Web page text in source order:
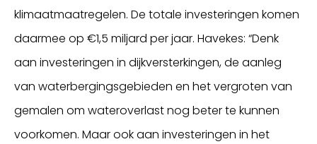
klimaatmaatregelen. De totale investeringen komen
daarmee op €1,5 miljard per jaar. Havekes: “Denk
aan investeringen in dijkversterkingen, de aanleg
van waterbergingsgebieden en het vergroten van
gemalen om wateroverlast nog beter te kunnen
voorkomen. Maar ook aan investeringen in het